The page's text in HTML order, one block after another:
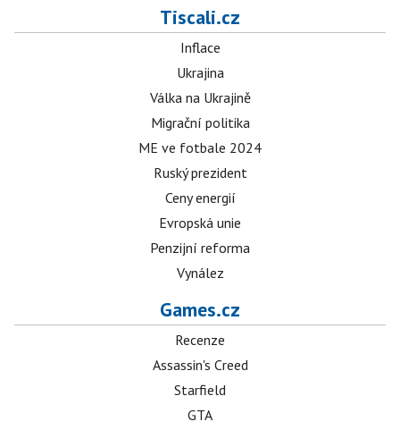
Tiscali.cz
Inflace
Ukrajina
Válka na Ukrajině
Migrační politika
ME ve fotbale 2024
Ruský prezident
Ceny energií
Evropská unie
Penzijní reforma
Vynález
Games.cz
Recenze
Assassin's Creed
Starfield
GTA